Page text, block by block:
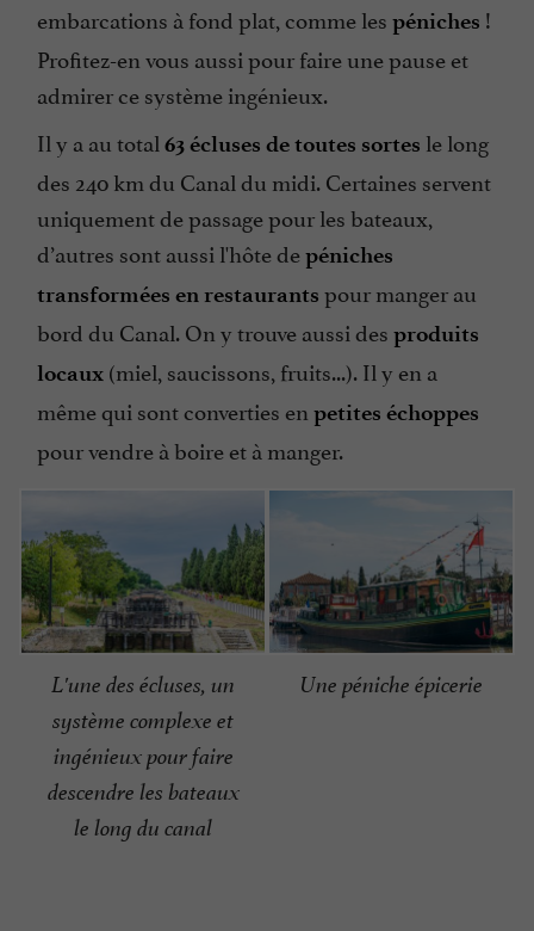
embarcations à fond plat, comme les péniches !
Profitez-en vous aussi pour faire une pause et
admirer ce système ingénieux.
Il y a au total 63 écluses de toutes sortes le long
des 240 km du Canal du midi. Certaines servent
uniquement de passage pour les bateaux,
d’autres sont aussi l'hôte depéniches
transformées en restaurants pour manger au
bord du Canal. On y trouve aussi des produits
locaux (miel, saucissons, fruits...). Il y en a
même qui sont converties en petites échoppes
pour vendre à boire et à manger.
L'une des écluses, un
système complexe et
ingénieux pour faire
descendre les bateaux
le long du canal
Une péniche épicerie